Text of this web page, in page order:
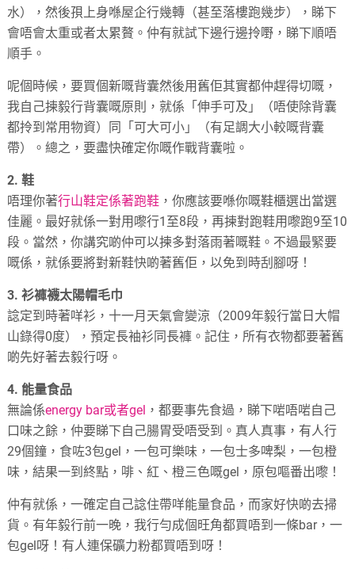
水），然後孭上身喺屋企行幾轉（甚至落樓跑幾步），睇下
會唔會太重或者太累贅。仲有就試下邊行邊拎嘢，睇下順唔
順手。
呢個時候，要買個新嘅背囊然後用舊佢其實都仲趕得切嘅，
我自己揀毅行背囊嘅原則，就係「伸手可及」（唔使除背囊
都拎到常用物資）同「可大可小」（有足調大小較嘅背囊
帶）。總之，要盡快確定你嘅作戰背囊啦。
2. 鞋
唔理你著行山鞋定係著跑鞋 ，你應該要喺你嘅鞋櫃選出當選
佳麗。最好就係一對用嚟行1至8段，再揀對跑鞋用嚟跑9至10
段。當然，你講究啲仲可以揀多對落雨著嘅鞋。不過最緊要
嘅係，就係要將對新鞋快啲著舊佢，以免到時刮腳呀！
3. 衫褲襪太陽帽毛巾
諗定到時著咩衫，十一月天氣會變涼（2009年毅行當日大帽
山錄得0度），預定長袖衫同長褲。記住，所有衣物都要著舊
啲先好著去毅行呀。
4. 能量食品
無論係energy bar或者gel ，都要事先食過，睇下啱唔啱自己
口味之餘，仲要睇下自己腸胃受唔受到。真人真事，有人行
29個鐘，食咗3包gel，一包可樂味，一包士多啤梨，一包橙
味，結果一到終點，啡、紅、橙三色嘅gel，原包嘔番出嚟！
仲有就係，一確定自己諗住帶咩能量食品，而家好快啲去掃
貨。有年毅行前一晚，我行勻成個旺角都買唔到一條bar，一
包gel呀！有人連保礦力粉都買唔到呀！